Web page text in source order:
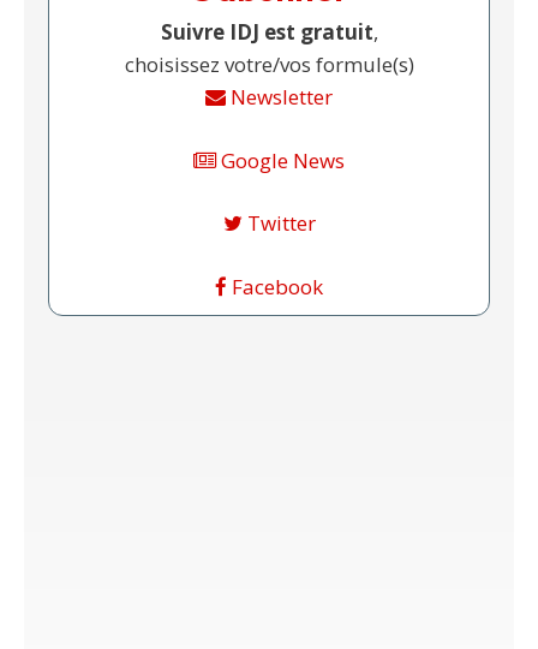
Suivre IDJ est gratuit,
choisissez votre/vos formule(s)
Newsletter
Google News
Twitter
Facebook